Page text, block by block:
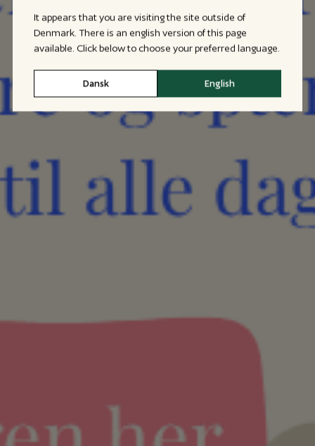
It appears that you are visiting the site outside of
Denmark. There is an english version of this page
available. Click below to choose your preferred language.
Dansk English